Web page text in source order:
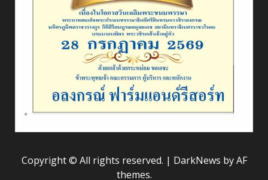
Copyright © All rights reserved. | DarkNews by AF
themes.